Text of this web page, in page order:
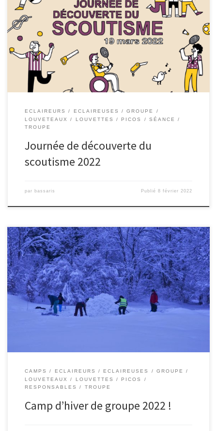
ECLAIREURS ECLAIREUSES
GROUPE
LOUVETEAUX
LOUVETTES PICOS
SÉANCE
TROUPE
Journée de découverte du
scoutisme 2022
par bassaris Publié8 février 2022
CAMPS ECLAIREURS ECLAIREUSES
GROUPE
LOUVETEAUX
LOUVETTES
PICOS
RESPONSABLES
TROUPE
Camp d’hiver de groupe 2022 !